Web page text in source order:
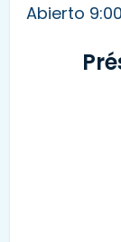
Abierto